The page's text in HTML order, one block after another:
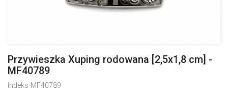
Przywieszka Xuping rodowana [2,5x1,8 cm] -
MF40789
Indeks MF40789